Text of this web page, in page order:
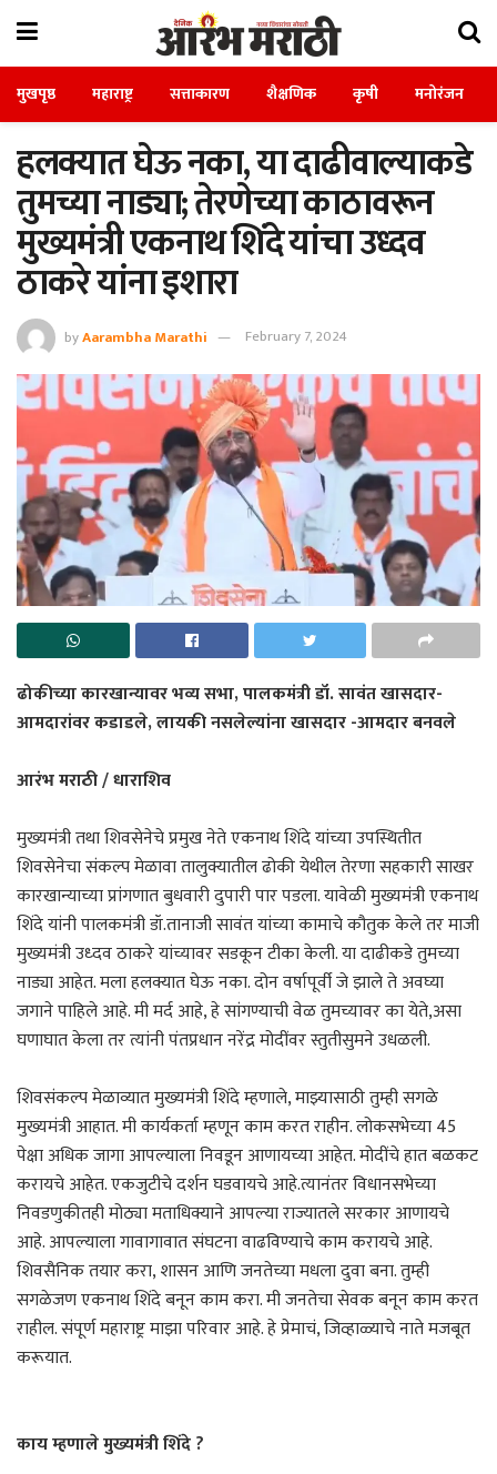
मुखपृष्ठ महाराष्ट्र सत्ताकारण शैक्षणिक कृषी मनोरंजन
हलक्यात घेऊ नका, या दाढीवाल्याकडे
तुमच्या नाड्या; तेरणेच्या काठावरून
मुख्यमंत्री एकनाथ शिंदे यांचा उध्दव
ठाकरे यांना इशारा
byAarambha Marathi February 7, 2024
ढोकीच्या कारखान्यावर भव्य सभा, पालकमंत्री डॉ. सावंत खासदार-
आमदारांवर कडाडले, लायकी नसलेल्यांना खासदार -आमदार बनवले
आरंभ मराठी / धाराशिव
मुख्यमंत्री तथा शिवसेनेचे प्रमुख नेते एकनाथ शिंदे यांच्या उपस्थितीत
शिवसेनेचा संकल्प मेळावा तालुक्यातील ढोकी येथील तेरणा सहकारी साखर
कारखान्याच्या प्रांगणात बुधवारी दुपारी पार पडला. यावेळी मुख्यमंत्री एकनाथ
शिंदे यांनी पालकमंत्री डॉ.तानाजी सावंत यांच्या कामाचे कौतुक केले तर माजी
मुख्यमंत्री उध्दव ठाकरे यांच्यावर सडकून टीका केली. या दाढीकडे तुमच्या
नाड्या आहेत. मला हलक्यात घेऊ नका. दोन वर्षापूर्वी जे झाले ते अवघ्या
जगाने पाहिले आहे. मी मर्द आहे, हे सांगण्याची वेळ तुमच्यावर का येते,असा
घणाघात केला तर त्यांनी पंतप्रधान नरेंद्र मोदींवर स्तुतीसुमने उधळली.
शिवसंकल्प मेळाव्यात मुख्यमंत्री शिंदे म्हणाले, माझ्यासाठी तुम्ही सगळे
मुख्यमंत्री आहात. मी कार्यकर्ता म्हणून काम करत राहीन. लोकसभेच्या 45
पेक्षा अधिक जागा आपल्याला निवडून आणायच्या आहेत. मोदींचे हात बळकट
करायचे आहेत. एकजुटीचे दर्शन घडवायचे आहे.त्यानंतर विधानसभेच्या
निवडणुकीतही मोठ्या मताधिक्याने आपल्‍या राज्यातले सरकार आणायचे
आहे. आपल्याला गावागावात संघटना वाढविण्याचे काम करायचे आहे.
शिवसैनिक तयार करा, शासन आणि जनतेच्या मधला दुवा बना. तुम्ही
सगळेजण एकनाथ शिंदे बनून काम करा. मी जनतेचा सेवक बनून काम करत
राहील. संपूर्ण महाराष्ट्र माझा परिवार आहे. हे प्रेमाचं, जिव्हाळ्याचे नाते मजबूत
करूयात.
काय म्हणाले मुख्यमंत्री शिंदे ?